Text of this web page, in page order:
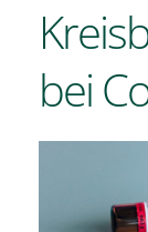
Verwalten
Hausservice
Service
bei